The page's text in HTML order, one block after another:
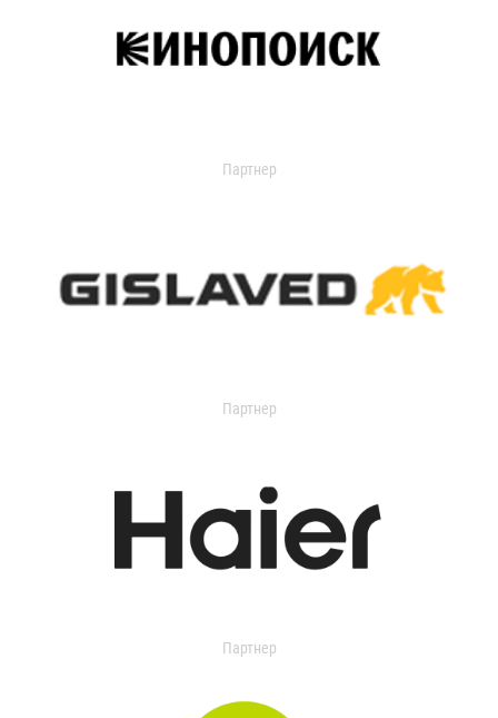
Партнер
Партнер
Партнер